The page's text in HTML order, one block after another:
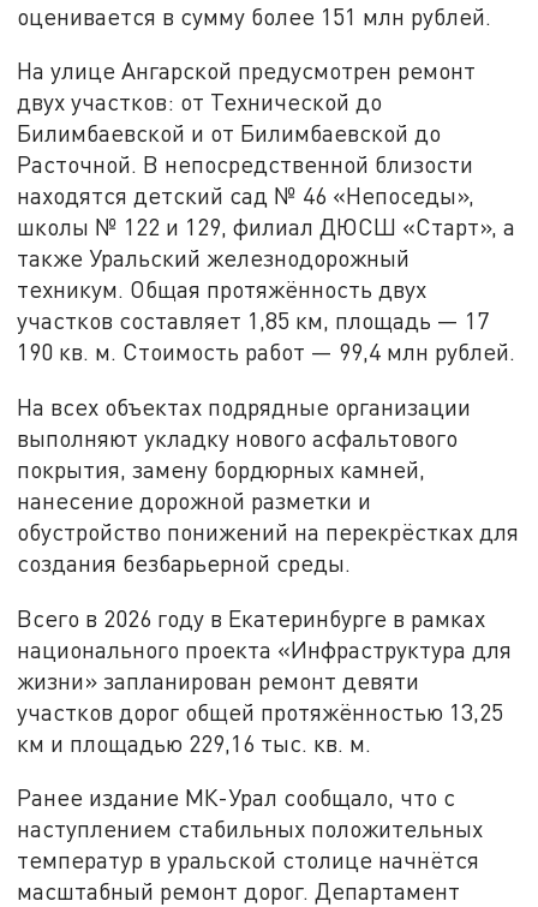
оценивается в сумму более 151 млн рублей.
На улице Ангарской предусмотрен ремонт
двух участков: от Технической до
Билимбаевской и от Билимбаевской до
Расточной. В непосредственной близости
находятся детский сад № 46 «Непоседы»,
школы № 122 и 129, филиал ДЮСШ «Старт», а
также Уральский железнодорожный
техникум. Общая протяжённость двух
участков составляет 1,85 км, площадь — 17
190 кв. м. Стоимость работ — 99,4 млн рублей.
На всех объектах подрядные организации
выполняют укладку нового асфальтового
покрытия, замену бордюрных камней,
нанесение дорожной разметки и
обустройство понижений на перекрёстках для
создания безбарьерной среды.
Всего в 2026 году в Екатеринбурге в рамках
национального проекта «Инфраструктура для
жизни» запланирован ремонт девяти
участков дорог общей протяжённостью 13,25
км и площадью 229,16 тыс. кв. м.
Ранее издание МК-Урал сообщало, что с
наступлением стабильных положительных
температур в уральской столице начнётся
масштабный ремонт дорог. Департамент